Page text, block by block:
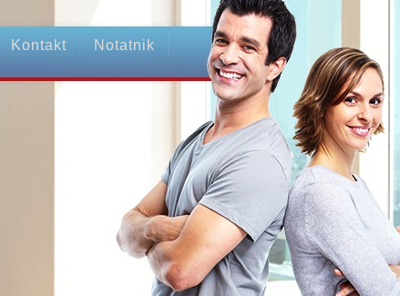
Kontakt Notatnik